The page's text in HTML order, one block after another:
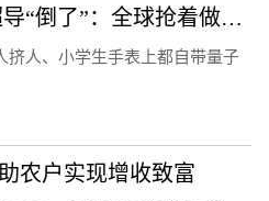
289个小时后，韩国超导“倒了”：全球抢着做的复现实验还做吗
挤人、小学生手表上都自带量子
农户实现增收致富